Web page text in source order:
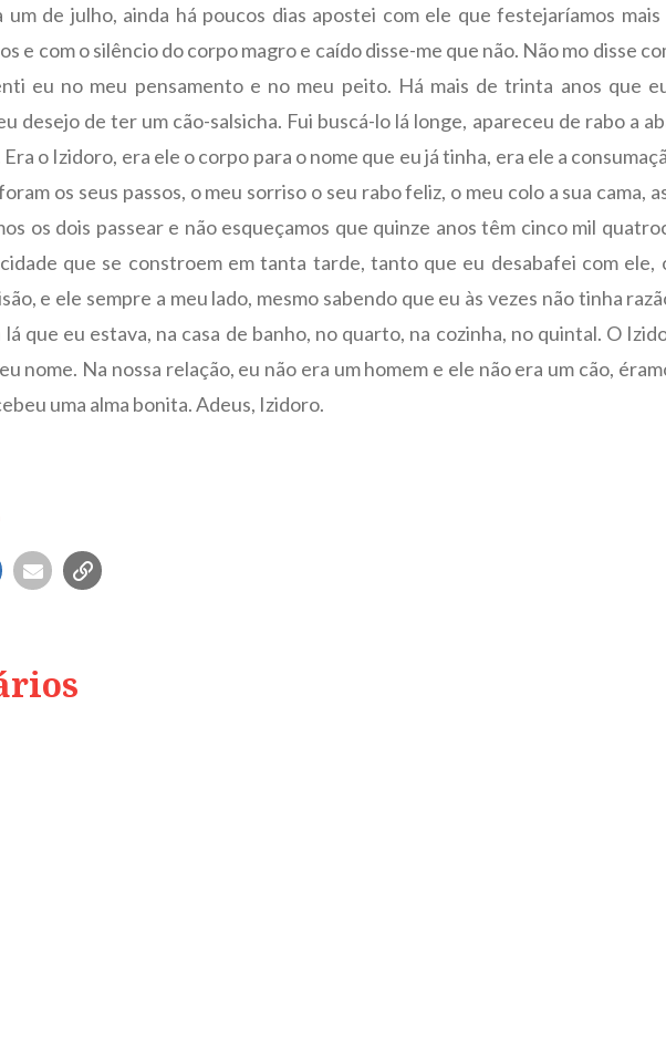
um de julho, ainda há poucos dias apostei com ele que festejaríamos
e com o silêncio do corpo magro e caído disse-me que não. Não mo disse
eu no meu pensamento e no meu peito. Há mais de trinta anos que
desejo de ter um cão-salsicha. Fui buscá-lo lá longe, apareceu de rabo a
o Izidoro, era ele o corpo para o nome que eu já tinha, era ele a
os seus passos, o meu sorriso o seu rabo feliz, o meu colo a sua cama,
os dois passear e não esqueçamos que quinze anos têm cinco mil
que se constroem em tanta tarde, tanto que eu desabafei com ele,
e ele sempre a meu lado, mesmo sabendo que eu às vezes não tinha
que eu estava, na casa de banho, no quarto, na cozinha, no quintal. O
nome. Na nossa relação, eu não era um homem e ele não era um cão,
uma alma bonita. Adeus, Izidoro.